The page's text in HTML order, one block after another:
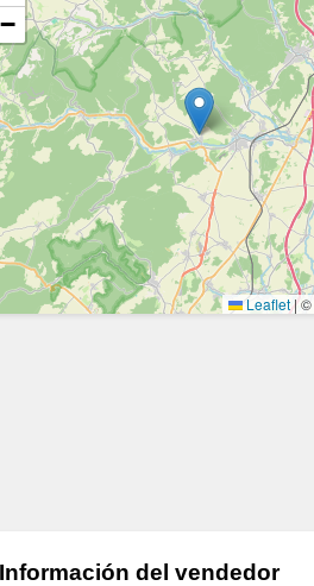
−
Leaflet|©
Información del vendedor